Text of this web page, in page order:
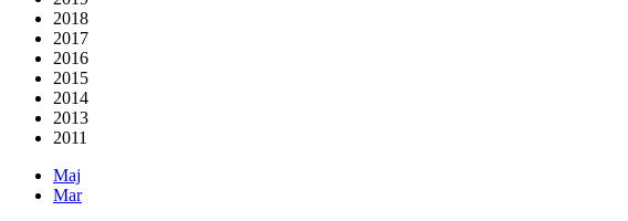
2018
2017
2016
2015
2014
2013
2011
Maj
Mar